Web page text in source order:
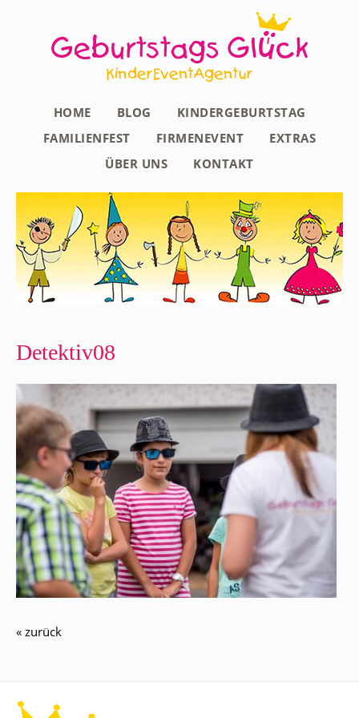
HOME BLOG
KINDERGEBURTSTAG
FAMILIENFEST
FIRMENEVENT
EXTRAS
ÜBER UNS
KONTAKT
Detektiv08
« zurück